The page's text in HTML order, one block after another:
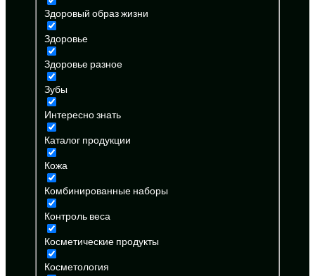
Здоровый образ жизни
Здоровье
Здоровье разное
Зубы
Интересно знать
Каталог продукции
Кожа
Комбинированные наборы
Контроль веса
Косметические продукты
Косметология